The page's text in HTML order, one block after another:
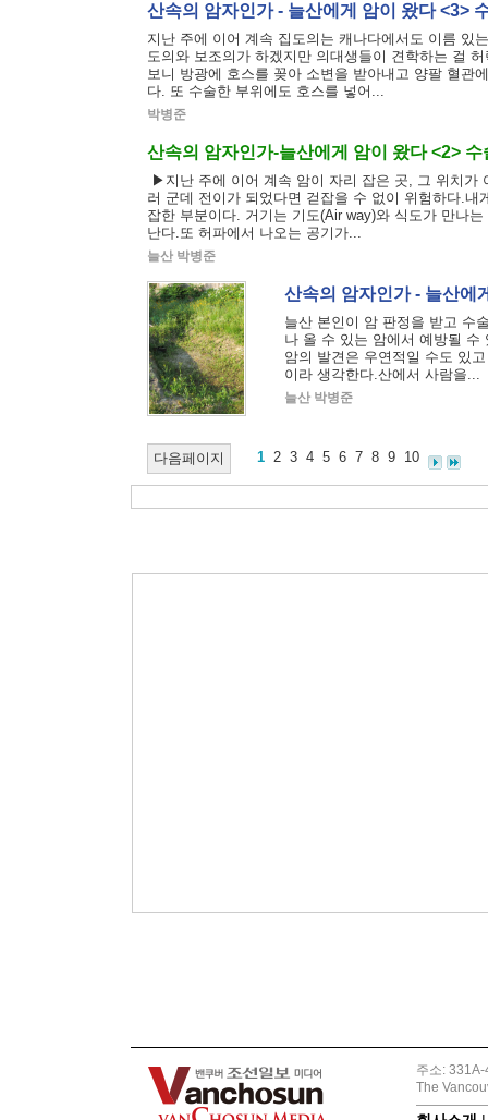
산속의 암자인가 - 늘산에게 암이 왔다 <3>
지난 주에 이어 계속 집도의는 캐나다에서도 이름 있
도의와 보조의가 하겠지만 의대생들이 견학하는 걸
보니 방광에 호스를 꽂아 소변을 받아내고 양팔 혈관
다. 또 수술한 부위에도 호스를 넣어...
박병준
산속의 암자인가-늘산에게 암이 왔다 <2>
▶지난 주에 이어 계속 암이 자리 잡은 곳, 그 위치가
러 군데 전이가 되었다면 걷잡을 수 없이 위험하다.
잡한 부분이다. 거기는 기도(Air way)와 식도가 만나
난다.또 허파에서 나오는 공기가...
늘산 박병준
산속의 암자인가 - 늘산에
늘산 본인이 암 판정을 받고 수
나 올 수 있는 암에서 예방될 수
암의 발견은 우연적일 수도 있
이라 생각한다.산에서 사람을...
늘산 박병준
다음페이지 1 2 3 4 5 6 7 8 9 10
주소:
The